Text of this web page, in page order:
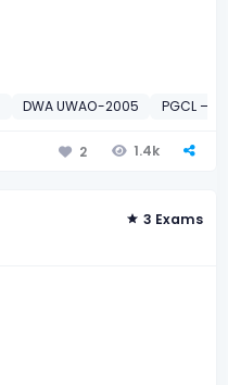
DWA UWAO-2005 PGCL –
2 1.4k
3 Exams